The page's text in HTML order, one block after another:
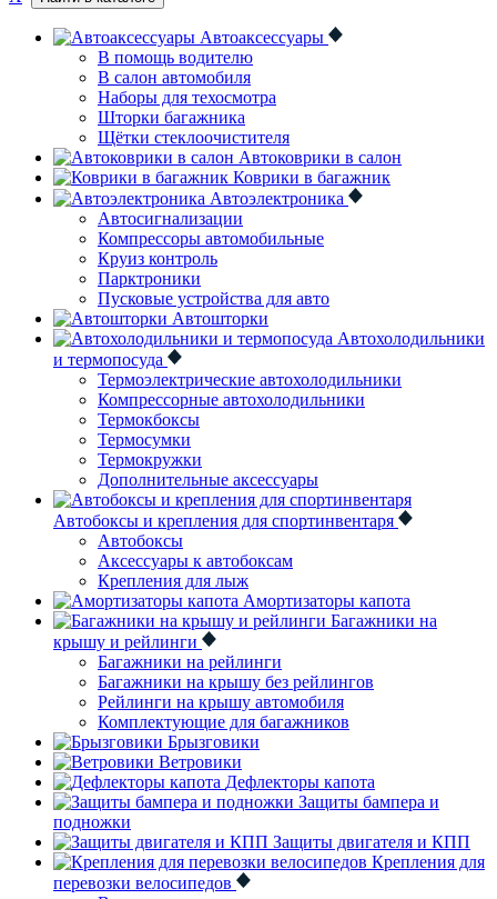
Автоаксессуары
В помощь водителю
В салон автомобиля
Наборы для техосмотра
Шторки багажника
Щётки стеклоочистителя
Автоковрики в салон
Коврики в багажник
Автоэлектроника
Автосигнализации
Компрессоры автомобильные
Круиз контроль
Парктроники
Пусковые устройства для авто
Автошторки
Автохолодильники
и термопосуда
Термоэлектрические автохолодильники
Компрессорные автохолодильники
Термокбоксы
Термосумки
Термокружки
Дополнительные аксессуары
Автобоксы и крепления для спортинвентаря
Автобоксы
Аксессуары к автобоксам
Крепления для лыж
Амортизаторы капота
Багажники на
крышу и рейлинги
Багажники на рейлинги
Багажники на крышу без рейлингов
Рейлинги на крышу автомобиля
Комплектующие для багажников
Брызговики
Ветровики
Дефлекторы капота
Защиты бампера и
подножки
Защиты двигателя и КПП
Крепления для
перевозки велосипедов